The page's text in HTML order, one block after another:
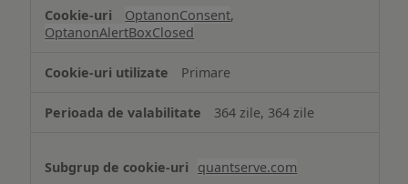
OptanonConsent,
OptanonAlertBoxClosed
Primare
364 zile, 364 zile
quantserve.com